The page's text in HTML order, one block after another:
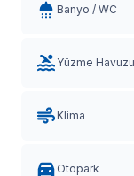
Banyo / WC
Yüzme Havuzu
Klima
Otopark